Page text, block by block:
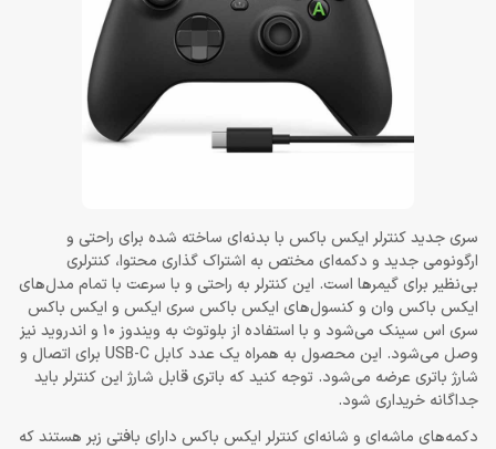
سری جدید کنترلر ایکس باکس با بدنه‌ای ساخته شده برای راحتی و
ارگونومی جدید و دکمه‌ای مختص به اشتراک گذاری محتوا، کنترلری
بی‌نظیر برای گیمرها است. این کنترلر به راحتی و با سرعت با تمام مدل‌های
ایکس باکس وان و کنسول‌های ایکس باکس سری ایکس و ایکس باکس
سری اس سینک می‌شود و با استفاده از بلوتوث به ویندوز 10 و اندروید نیز
وصل می‌شود. این محصول به همراه یک عدد کابل USB-C برای اتصال و
شارژ باتری عرضه می‌شود. توجه کنید که باتری قابل شارژ این کنترلر باید
جداگانه خریداری شود.
دکمه‌های ماشه‌ای و شانه‌ای کنترلر ایکس باکس دارای بافتی زبر هستند که